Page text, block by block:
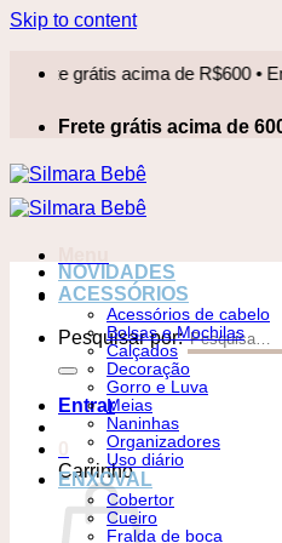
Skip to content
grátis acima de R$600 • Entrega
Frete grátis acima de
Pesquisar por:
Entrar
Carrinho
NOVIDADES
ACESSÓRIOS
Acessórios de cabelo
Bolsas e Mochilas
Calçados
Decoração
Gorro e Luva
Meias
Naninhas
Organizadores
Uso diário
ENXOVAL
Cobertor
Cueiro
Fralda de boca